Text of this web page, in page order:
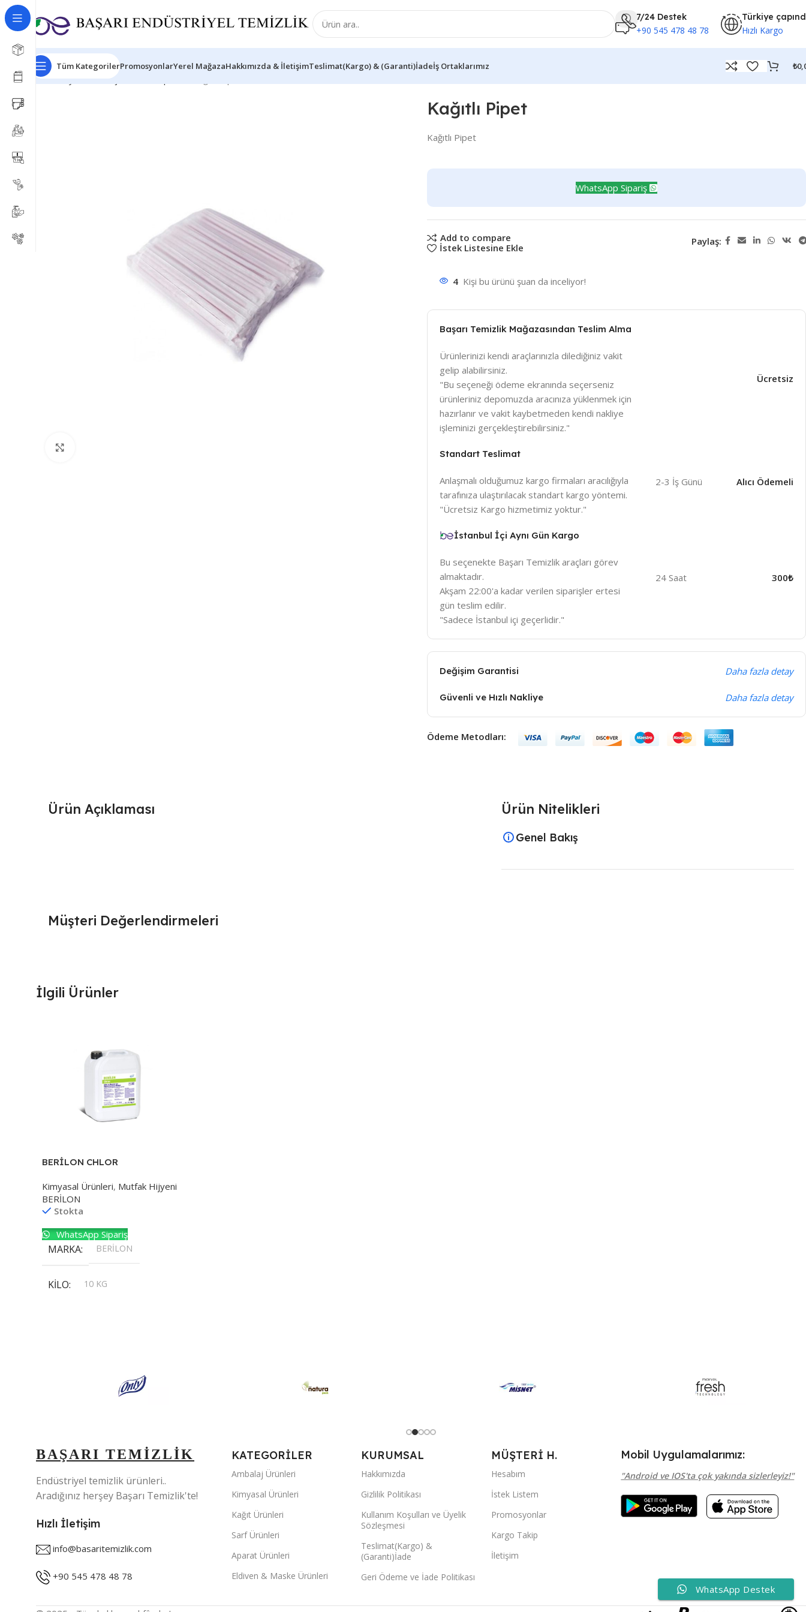
7/24 Destek
+90 545 478 48 78
Türkiye
Hızlı Kargo
Tüm KategorilerPromosyonlarYerel MağazaHakkımızda & İletişimTeslimat(Kargo) & (Garanti)İadeİş Ortaklarımız ₺
Ana Sayfa Ambalaj Ürünleri
Kağıtlı Pipet
Kağıtlı Pipet
WhatsApp Sipariş
Add to compare
İstek Listesine Ekle
Paylaş:
4 Kişi bu ürünü şuan da inceliyor!
Başarı Temizlik Mağazasından Teslim Alma
Ürünlerinizi kendi araçlarınızla dilediğiniz vakit
gelip alabilirsiniz.
"Bu seçeneği ödeme ekranında seçerseniz
ürünleriniz depomuzda aracınıza yüklenmek için
hazırlanır ve vakit kaybetmeden kendi nakliye
işleminizi gerçekleştirebilirsiniz."
Ücretsiz
Standart Teslimat
Anlaşmalı olduğumuz kargo firmaları aracılığıyla
tarafınıza ulaştırılacak standart kargo yöntemi.
"Ücretsiz Kargo hizmetimiz yoktur."
2-3 İş Günü Alıcı Ödemeli
İstanbul İçi Aynı Gün Kargo
Bu seçenekte Başarı Temizlik araçları görev
almaktadır.
Akşam 22:00'a kadar verilen siparişler ertesi
gün teslim edilir.
"Sadece İstanbul içi geçerlidir."
24 Saat 300₺
Değişim Garantisi Daha fazla detay
Güvenli ve Hızlı Nakliye Daha fazla detay
Ödeme Metodları:
Ürün Açıklaması Ürün Nitelikleri
Genel Bakış
Müşteri Değerlendirmeleri
İlgili Ürünler
BERİLON CHLOR
Kimyasal Ürünleri, Mutfak Hijyeni
BERİLON
Stokta
WhatsApp Sipariş
MARKA BERİLON
KILO
10 KG
BAŞARI TEMİZLİK
Endüstriyel temizlik ürünleri..
Aradığınız herşey Başarı Temizlik'te!
Hızlı İletişim
info@basaritemizlik.com
+90 545 478 48 78
KATEGORİLER
Ambalaj Ürünleri
Kimyasal Ürünleri
Kağıt Ürünleri
Sarf Ürünleri
Aparat Ürünleri
Eldiven & Maske Ürünleri
KURUMSAL
Hakkımızda
Gizlilik Politikası
Kullanım Koşulları ve Üyelik
Sözleşmesi
Teslimat(Kargo) &
(Garanti)İade
Geri Ödeme ve İade Politikası
MÜŞTERİ H.
Hesabım
İstek Listem
Promosyonlar
Kargo Takip
İletişim
Mobil Uygulamalarımız:
"Android ve IOS'ta çok yakında sizlerleyiz!"
WhatsApp Destek